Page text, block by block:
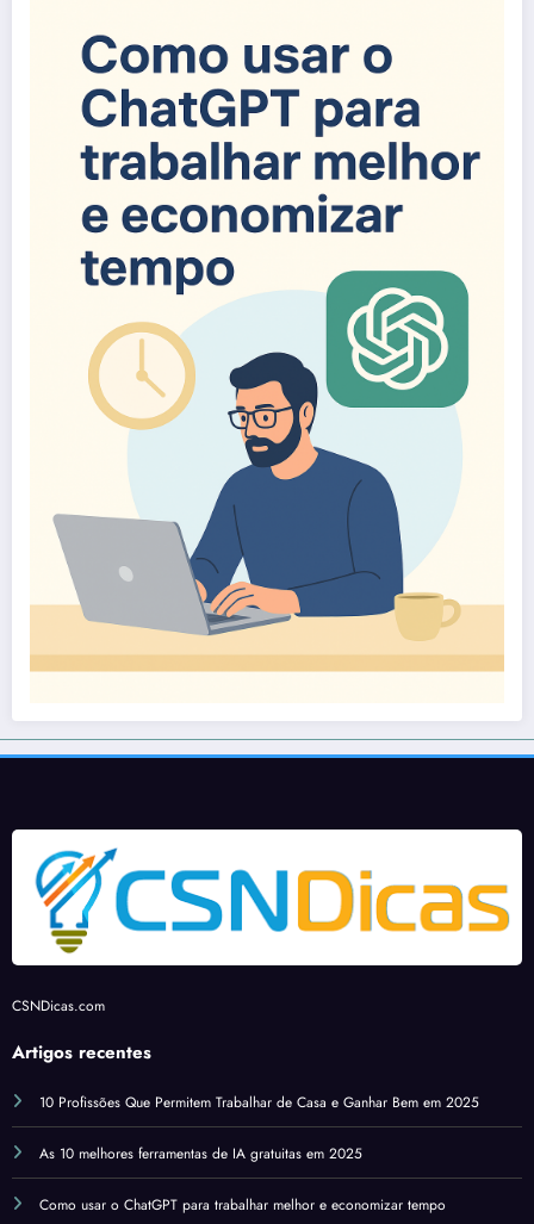
CSNDicas.com
Artigos recentes
10 Profissões Que Permitem Trabalhar de Casa e Ganhar Bem em 2025
As 10 melhores ferramentas de IA gratuitas em 2025
Como usar o ChatGPT para trabalhar melhor e economizar tempo